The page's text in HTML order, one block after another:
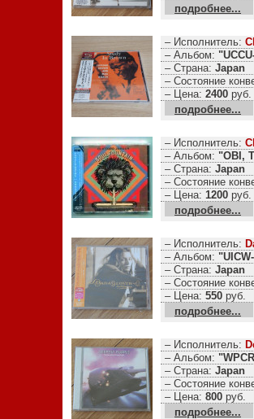
подробнее...
– Исполнитель:
– Альбом:
– Страна: Japan
– Состояние
– Цена: 2400 руб.
подробнее...
– Исполнитель:
– Альбом: "OBI,
– Страна: Japan
– Состояние
– Цена: 1200 руб.
подробнее...
– Исполнитель:
– Альбом:
– Страна: Japan
– Состояние
– Цена: 550 руб.
подробнее...
– Исполнитель:
– Альбом:
– Страна: Japan
– Состояние
– Цена: 800 руб.
подробнее...